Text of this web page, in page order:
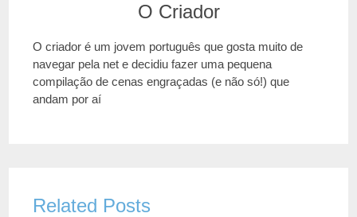
O Criador
O criador é um jovem português que gosta muito de
navegar pela net e decidiu fazer uma pequena
compilação de cenas engraçadas (e não só!) que
andam por aí
Related Posts